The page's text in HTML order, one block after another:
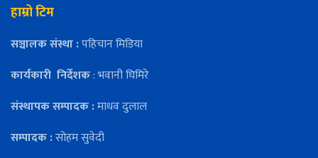
हाम्रो टिम
सञ्चालक संस्था :पहिचान मिडिया
कार्यकारी निर्देशक: भवानी घिमिरे
संस्थापक सम्पादक :माधव दुलाल
सम्पादक :सोहम सुवेदी